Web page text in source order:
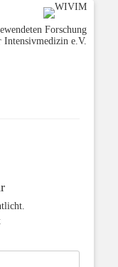
Forschung
Intensivmedizin e.V.